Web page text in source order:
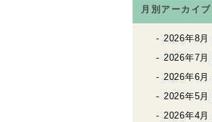
月別アーカイブ
2026年8月
2026年7月
2026年6月
2026年5月
2026年4月